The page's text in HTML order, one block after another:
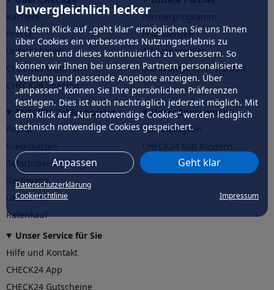
Unvergleichlich lecker
Mit dem Klick auf „geht klar” ermöglichen Sie uns Ihnen
über Cookies ein verbessertes Nutzungserlebnis zu
servieren und dieses kontinuierlich zu verbessern. So
können wir Ihnen bei unseren Partnern personalisierte
Werbung und passende Angebote anzeigen. Über
„anpassen” können Sie Ihre persönlichen Präferenzen
festlegen. Dies ist auch nachträglich jederzeit möglich. Mit
dem Klick auf „Nur notwendige Cookies” werden lediglich
technisch notwendige Cookies gespeichert.
Anpassen Geht klar
Datenschutzerklärung
Cookierichtlinie
Impressum
Karriere
Presse
Unternehmen
CHECK24 Österreich
CHECK24 Spanien
Partnerprogramm
Profi werden
Affiliate werden
Werkstattpartner werden
CHECK24 Zahlungsarten
PayPal
Sofortüberweisung
Rechnung
Lastschrift
Ratenkauf
Unser Engagement
Nachhaltigkeit
CHECK24hilftder Natur
Unser Service für Sie
Hilfe und Kontakt
CHECK24 App
CHECK24 Gutscheine